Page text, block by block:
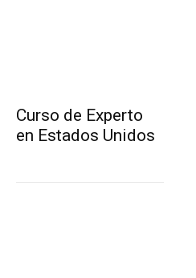
Curso de Experto
en Estados Unidos